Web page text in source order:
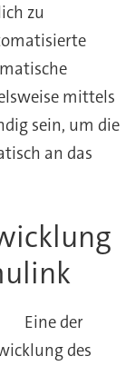
zu
mittels
sein, um die
an das
Eine der
des